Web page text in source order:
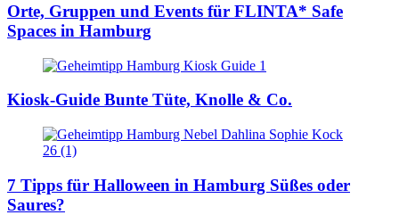
Orte, Gruppen und Events für FLINTA* Safe
Spaces in Hamburg
Kiosk-Guide Bunte Tüte, Knolle & Co.
7 Tipps für Halloween in Hamburg Süßes oder
Saures?